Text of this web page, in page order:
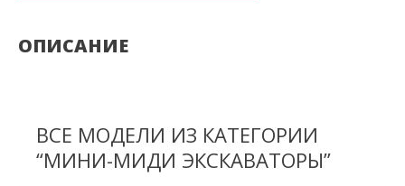
ОПИСАНИЕ
ВСЕ МОДЕЛИ ИЗ КАТЕГОРИИ
“МИНИ-МИДИ ЭКСКАВАТОРЫ”